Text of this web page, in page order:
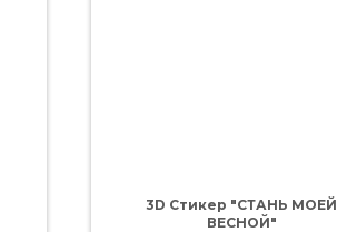
3D Стикер "СТАНЬ МОЕЙ
ВЕСНОЙ"